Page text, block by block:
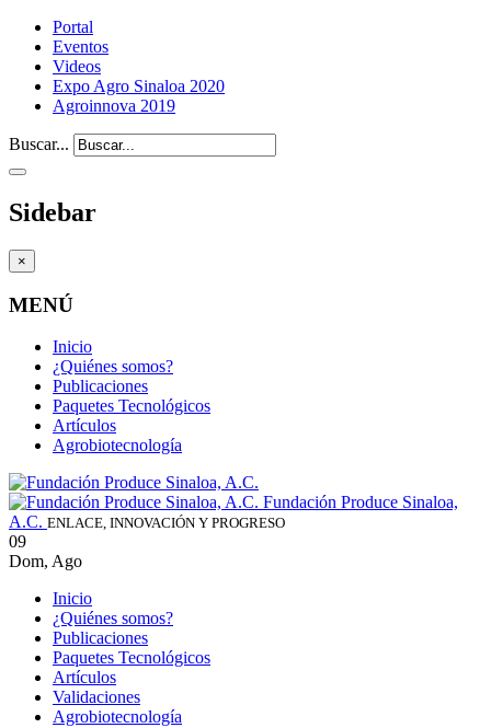
Portal
Eventos
Videos
Expo Agro Sinaloa 2020
Agroinnova 2019
Buscar...
Sidebar
×
MENÚ
Inicio
¿Quiénes somos?
Publicaciones
Paquetes Tecnológicos
Artículos
Agrobiotecnología
Fundación Produce Sinaloa,
A.C. ENLACE, INNOVACIÓN Y PROGRESO
09
Dom, Ago
Inicio
¿Quiénes somos?
Publicaciones
Paquetes Tecnológicos
Artículos
Validaciones
Agrobiotecnología